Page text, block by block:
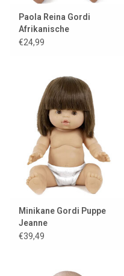
Paola Reina Gordi
Afrikanische
Jungenpuppe mit
€24,99
Minikane Gordi Puppe
Jeanne
€39,49